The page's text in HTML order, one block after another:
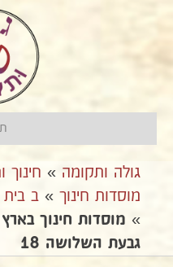
גולה ותקומה » חינוך
מוסדות חינוך » ב
» מוסדות חינוך
גבעת השלושה 18